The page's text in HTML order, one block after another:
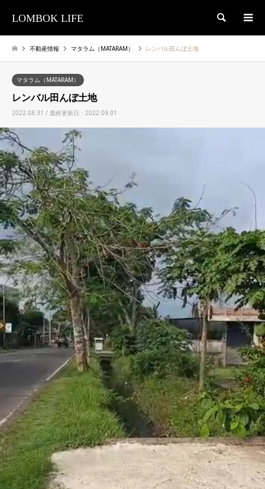
LOMBOK LIFE 検索
不動産情報 マタラム（MATARAM） レンバル田んぼ土地
マタラム（MATARAM）
レンバル田んぼ土地
2022.08.31 / 最終更新日：2022.09.01